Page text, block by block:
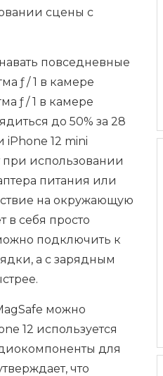
сцены с
повседневные
ƒ / 1 в камере
ƒ / 1 в камере
до 50% за 28
iPhone 12 mini
при использовании
питания или
на окружающую
в себя просто
подключить к
а с зарядным
можно
12 используется
для
что